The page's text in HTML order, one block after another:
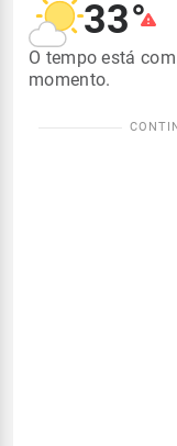
33°
O tempo está
momento.